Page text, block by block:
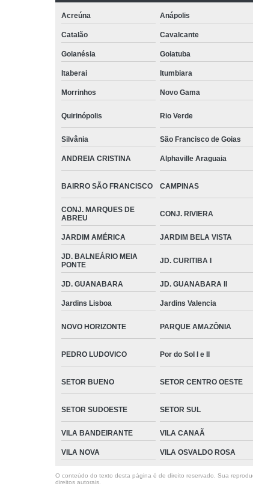
Acreúna Anápolis
Catalão Cavalcante
Goianésia Goiatuba
Itaberai Itumbiara
Morrinhos Novo Gama
Quirinópolis Rio Verde
Silvânia São Francisco de Goias
ANDREIA CRISTINA Alphaville Araguaia
BAIRRO SÃO FRANCISCO CAMPINAS
CONJ. MARQUES DE
ABREU
CONJ. RIVIERA
JARDIM AMÉRICA JARDIM BELA VISTA
JD. BALNEÁRIO MEIA
PONTE
JD. CURITIBA I
JD. GUANABARA JD. GUANABARA II
Jardins Lisboa Jardins Valencia
NOVO HORIZONTE PARQUE AMAZÔNIA
PEDRO LUDOVICO Por do Sol I e II
SETOR BUENO SETOR CENTRO OESTE
SETOR SUDOESTE SETOR SUL
VILA BANDEIRANTE VILA CANAÃ
VILA NOVA VILA OSVALDO ROSA
O conteúdo do texto desta página é de direito reservado. Sua
direitos autorais